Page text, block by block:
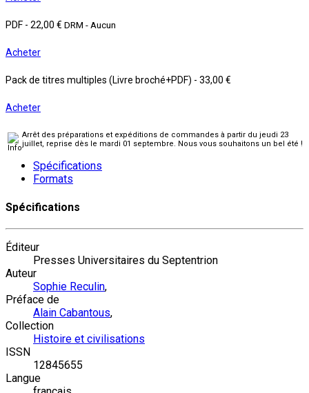
PDF - 22,00 € DRM - Aucun
Acheter
Pack de titres multiples (Livre broché+PDF) - 33,00 €
Acheter
Arrêt des préparations et expéditions de commandes à partir du jeudi 23
juillet, reprise dès le mardi 01 septembre. Nous vous souhaitons un bel été !
Spécifications
Formats
Spécifications
Éditeur
Presses Universitaires du Septentrion
Auteur
Sophie Reculin,
Préface de
Alain Cabantous,
Collection
Histoire et civilisations
ISSN
12845655
Langue